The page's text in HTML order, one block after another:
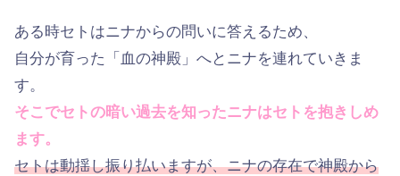
ある時セトはニナからの問いに答えるため、
自分が育った「血の神殿」へとニナを連れていきま
す。
そこでセトの暗い過去を知ったニナはセトを抱きしめ
ます。
セトは動揺し振り払いますが、ニナの存在で神殿から